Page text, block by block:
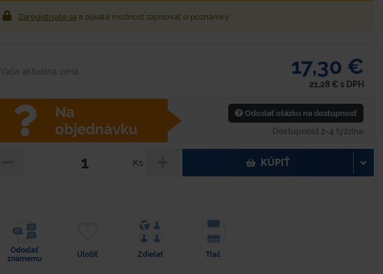
Zaregistrujte sa a získate možnosť zapisovať si poznámky
Vaša aktuálna cena 17,30 €
21,28 € s DPH
Na
objednávku
Odoslať otázku na dostupnosť
Dostupnosť 2-4 týždne
Ks KÚPIŤ
Odoslať
známemu
Uložiť Zdielať Tlač